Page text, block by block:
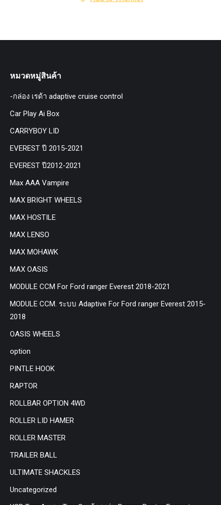
หมวดหมู่สินค้า
-กล่อง เรด้า adaptive cruise control
Car Play Ai Box
CARRYBOY LID
EVEREST ปี 2015-2021
EVEREST ปี2012-2021
Max AAA Vampire
MAX BRIGHT WHEELS
MAX HOSTILE
MAX LENSO
MAX MOHAWK
MAX OASIS
MODULE CCM For Ford ranger Everest 2018-2021
MODULE CCM. ระบบ Adaptive For Ford ranger Everest 2015-
2018
OASIS WHEELS
option
PINTLE HOOK
RAPTOR
ROLLBAR OPTION 4WD
ROLLER LID HAMER
ROLLER MASTER
TRAILER BALL
ULTIMATE SHACKLES
Uncategorized